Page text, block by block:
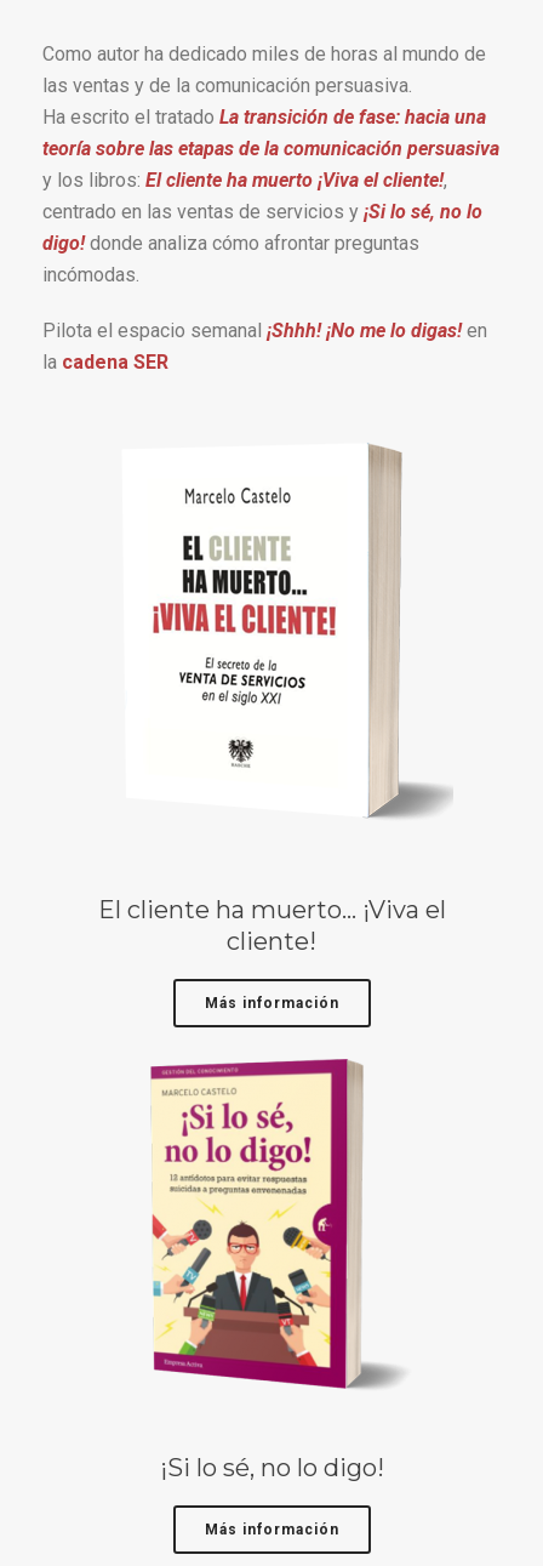
Como autor ha dedicado miles de horas al mundo de
las ventas y de la comunicación persuasiva.
Ha escrito el tratado La transición de fase: hacia una
teoría sobre las etapas de la comunicación persuasiva
y los libros: El cliente ha muerto ¡Viva el cliente!,
centrado en las ventas de servicios y ¡Si lo sé, no lo
digo!donde analiza cómo afrontar preguntas
incómodas.
Pilota el espacio semanal ¡Shhh! ¡No me lo digas!en
la cadena SER
El cliente ha muerto… ¡Viva el
cliente!
Más información
¡Si lo sé, no lo digo!
Más información